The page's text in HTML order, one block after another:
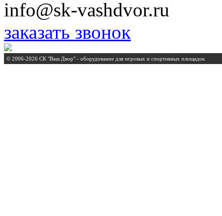
info@sk-vashdvor.ru
заказать звонок
© 2006-2026 СК "Ваш Двор" - оборудование для игровых и спортивных площадок